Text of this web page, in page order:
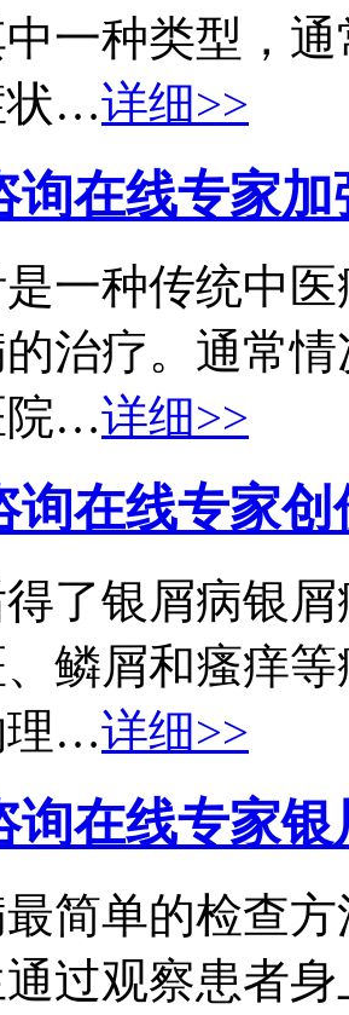
一种类型，
状…详细>>
询在线专家加
一种传统中
治疗。通常
院…详细>>
询在线专家创
了银屑病银
鳞屑和瘙痒
理…详细>>
询在线专家银
简单的检查
过观察患者